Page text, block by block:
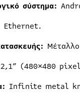
σύστημα:
Ethernet.
ατασκευής:
(480×480
: Infinite metal